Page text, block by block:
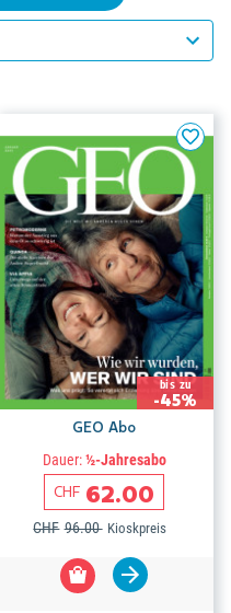
bis zu
-45%
GEO Abo
Dauer:½-Jahresabo
CHF 62.00
CHF 96.00 Kioskpreis